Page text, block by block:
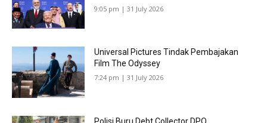
9:05 pm | 31 July 2026
Universal Pictures Tindak Pembajakan
Film The Odyssey
7:24 pm | 31 July 2026